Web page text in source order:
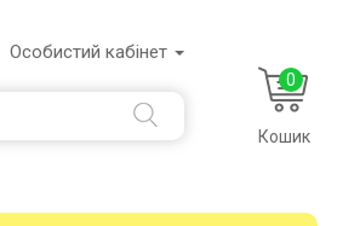
Особистий кабінет
0
Кошик